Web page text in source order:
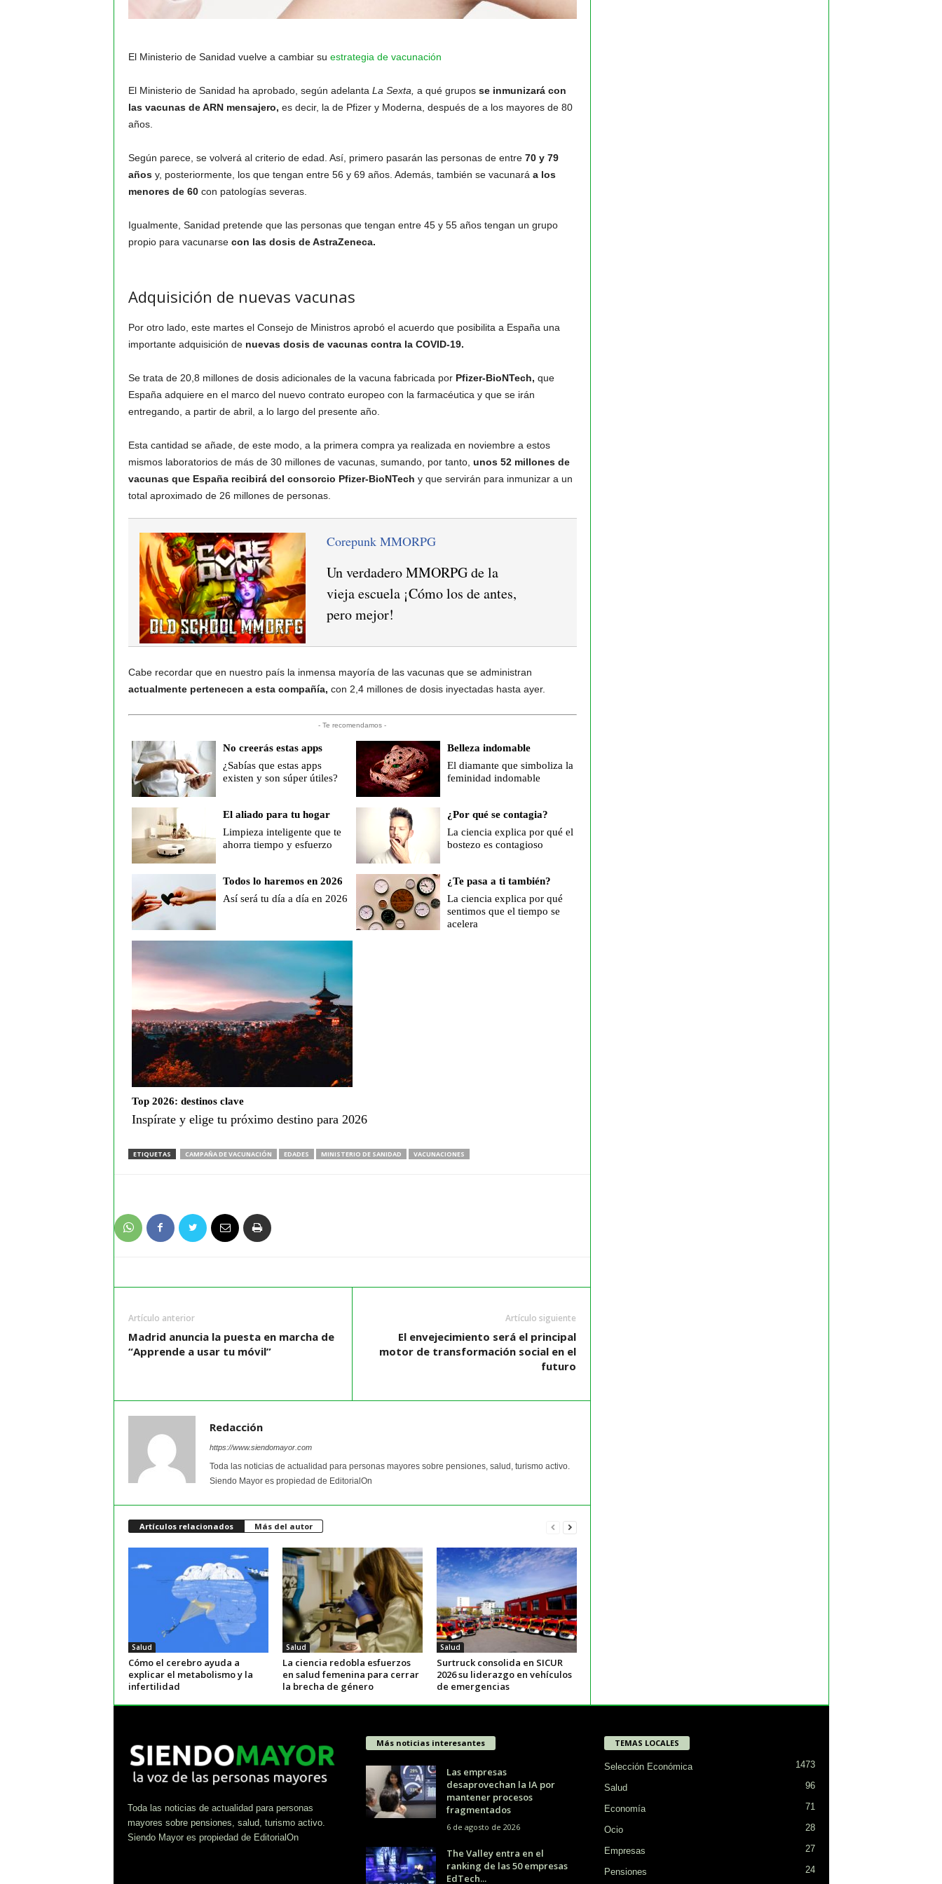
El Ministerio de Sanidad vuelve a cambiar su estrategia de vacunación
El Ministerio de Sanidad ha aprobado, según adelanta La Sexta, a qué grupos se inmunizará con
las vacunas de ARN mensajero, es decir, la de Pfizer y Moderna, después de a los mayores de 80
años.
Según parece, se volverá al criterio de edad. Así, primero pasarán las personas de entre 70 y 79
añosy, posteriormente, los que tengan entre 56 y 69 años. Además, también se vacunará a los
menores de 60con patologías severas.
Igualmente, Sanidad pretende que las personas que tengan entre 45 y 55 años tengan un grupo
propio para vacunarse con las dosis de AstraZeneca.
Adquisición de nuevas vacunas
Por otro lado, este martes el Consejo de Ministros aprobó el acuerdo que posibilita a España una
importante adquisición de nuevas dosis de vacunas contra la COVID-19.
Se trata de 20,8 millones de dosis adicionales de la vacuna fabricada por Pfizer-BioNTech, que
España adquiere en el marco del nuevo contrato europeo con la farmacéutica y que se irán
entregando, a partir de abril, a lo largo del presente año.
Esta cantidad se añade, de este modo, a la primera compra ya realizada en noviembre a estos
mismos laboratorios de más de 30 millones de vacunas, sumando, por tanto, unos 52 millones de
vacunas que España recibirá del consorcio Pfizer-BioNTech y que servirán para inmunizar a un
total aproximado de 26 millones de personas.
Corepunk MMORPG
Un verdadero MMORPG de la
vieja escuela ¡Cómo los de antes,
pero mejor!
Cabe recordar que en nuestro país la inmensa mayoría de las vacunas que se administran
actualmente pertenecen a esta compañía, con 2,4 millones de dosis inyectadas hasta ayer.
- Te recomendamos -
No creerás estas apps
¿Sabías que estas apps
existen y son súper útiles?
Belleza indomable
El diamante que simboliza la
feminidad indomable
El aliado para tu hogar
Limpieza inteligente que te
ahorra tiempo y esfuerzo
¿Por qué se contagia?
La ciencia explica por qué el
bostezo es contagioso
Todos lo haremos en 2026
Así será tu día a día en 2026
¿Te pasa a ti también?
La ciencia explica por qué
sentimos que el tiempo se
acelera
Top 2026: destinos clave
Inspírate y elige tu próximo destino para 2026
ETIQUETAS CAMPAÑA DE VACUNACIÓN EDADES MINISTERIO DE SANIDAD VACUNACIONES
Artículo anterior
Madrid anuncia la puesta en marcha de
“Apprende a usar tu móvil”
Artículo siguiente
El envejecimiento será el principal
motor de transformación social en el
futuro
Redacción
https://www.siendomayor.com
Toda las noticias de actualidad para personas mayores sobre pensiones, salud, turismo activo.
Siendo Mayor es propiedad de EditorialOn
Artículos relacionados Más del autor
Salud
Cómo el cerebro ayuda a
explicar el metabolismo y la
infertilidad
Salud
La ciencia redobla esfuerzos
en salud femenina para cerrar
la brecha de género
Salud
Surtruck consolida en SICUR
2026 su liderazgo en vehículos
de emergencias
Toda las noticias de actualidad para personas
mayores sobre pensiones, salud, turismo activo.
Siendo Mayor es propiedad de EditorialOn
Más noticias interesantes
Las empresas
desaprovechan la IA por
mantener procesos
fragmentados
6 de agosto de 2026
The Valley entra en el
ranking de las 50 empresas
EdTech...
TEMAS LOCALES
Selección Económica 1473
Salud 96
Economía 71
Ocio 28
Empresas 27
Pensiones 24